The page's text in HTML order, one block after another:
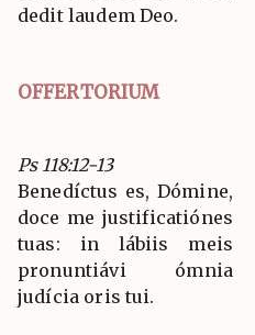
dedit laudem Deo.
OFFERTORIUM
Ps 118:12-13
Benedíctus es, Dómine,
doce me justificatiónes
tuas: in lábiis meis
pronuntiávi ómnia
judícia oris tui.